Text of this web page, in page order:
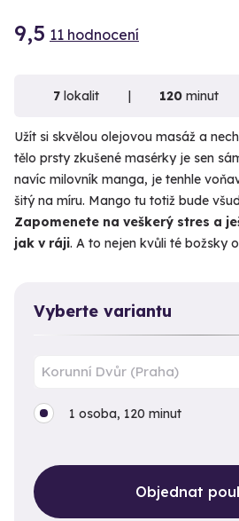
9,5 11 hodnocení
7 lokalit 120 minut
Užít si skvělou olejovou masáž a
tělo prsty zkušené masérky je sen
navíc milovník manga, je tenhle
šitý na míru. Mango tu totiž bude
Zapomenete na veškerý stres a
jak v ráji. A to nejen kvůli té božsky
Vyberte variantu
1 osoba, 120 minut
Objednat